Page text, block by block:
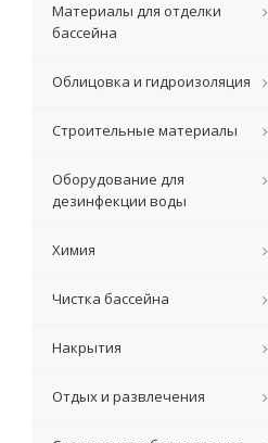
Материалы для отделки
бассейна
Облицовка и гидроизоляция
Строительные материалы
Оборудование для
дезинфекции воды
Химия
Чистка бассейна
Накрытия
Отдых и развлечения